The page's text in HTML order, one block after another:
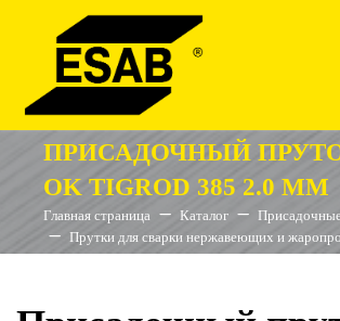
ПРИСАДОЧНЫЙ
OK TIGROD 385 2.0 ММ
Главная страница Каталог
Прутки для сварки нержавеющих и